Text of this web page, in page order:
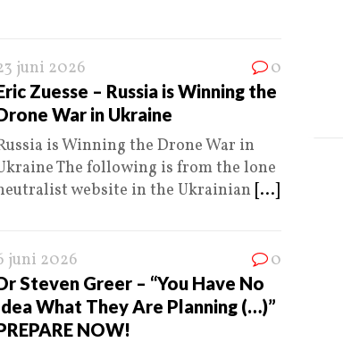
juni 2026 0
Zuesse – Russia is Winning the
War in Ukraine
is Winning the Drone War in
The following is from the lone
website in the Ukrainian [...]
juni 2026 0
Steven Greer – “You Have No
What They Are Planning (…)”
NOW!